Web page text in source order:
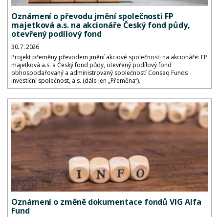
Oznámení o převodu jmění společnosti FP
majetková a.s. na akcionáře Český fond půdy,
otevřený podílový fond
30. 7. 2026
Projekt přeměny převodem jmění akciové společnosti na akcionáře: FP
majetková a.s. a Český fond půdy, otevřený podílový fond
obhospodařovaný a administrovaný společností Conseq Funds
investiční společnost, a.s. (dále jen „Přeměna“).
Oznámení o změně dokumentace fondů VIG Alfa
Fund